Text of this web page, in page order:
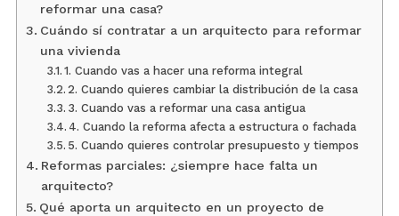
reformar una casa?
Cuándo sí contratar a un arquitecto para reformar
una vivienda
1. Cuando vas a hacer una reforma integral
2. Cuando quieres cambiar la distribución de la casa
3. Cuando vas a reformar una casa antigua
4. Cuando la reforma afecta a estructura o fachada
5. Cuando quieres controlar presupuesto y tiempos
Reformas parciales: ¿siempre hace falta un
arquitecto?
Qué aporta un arquitecto en un proyecto de